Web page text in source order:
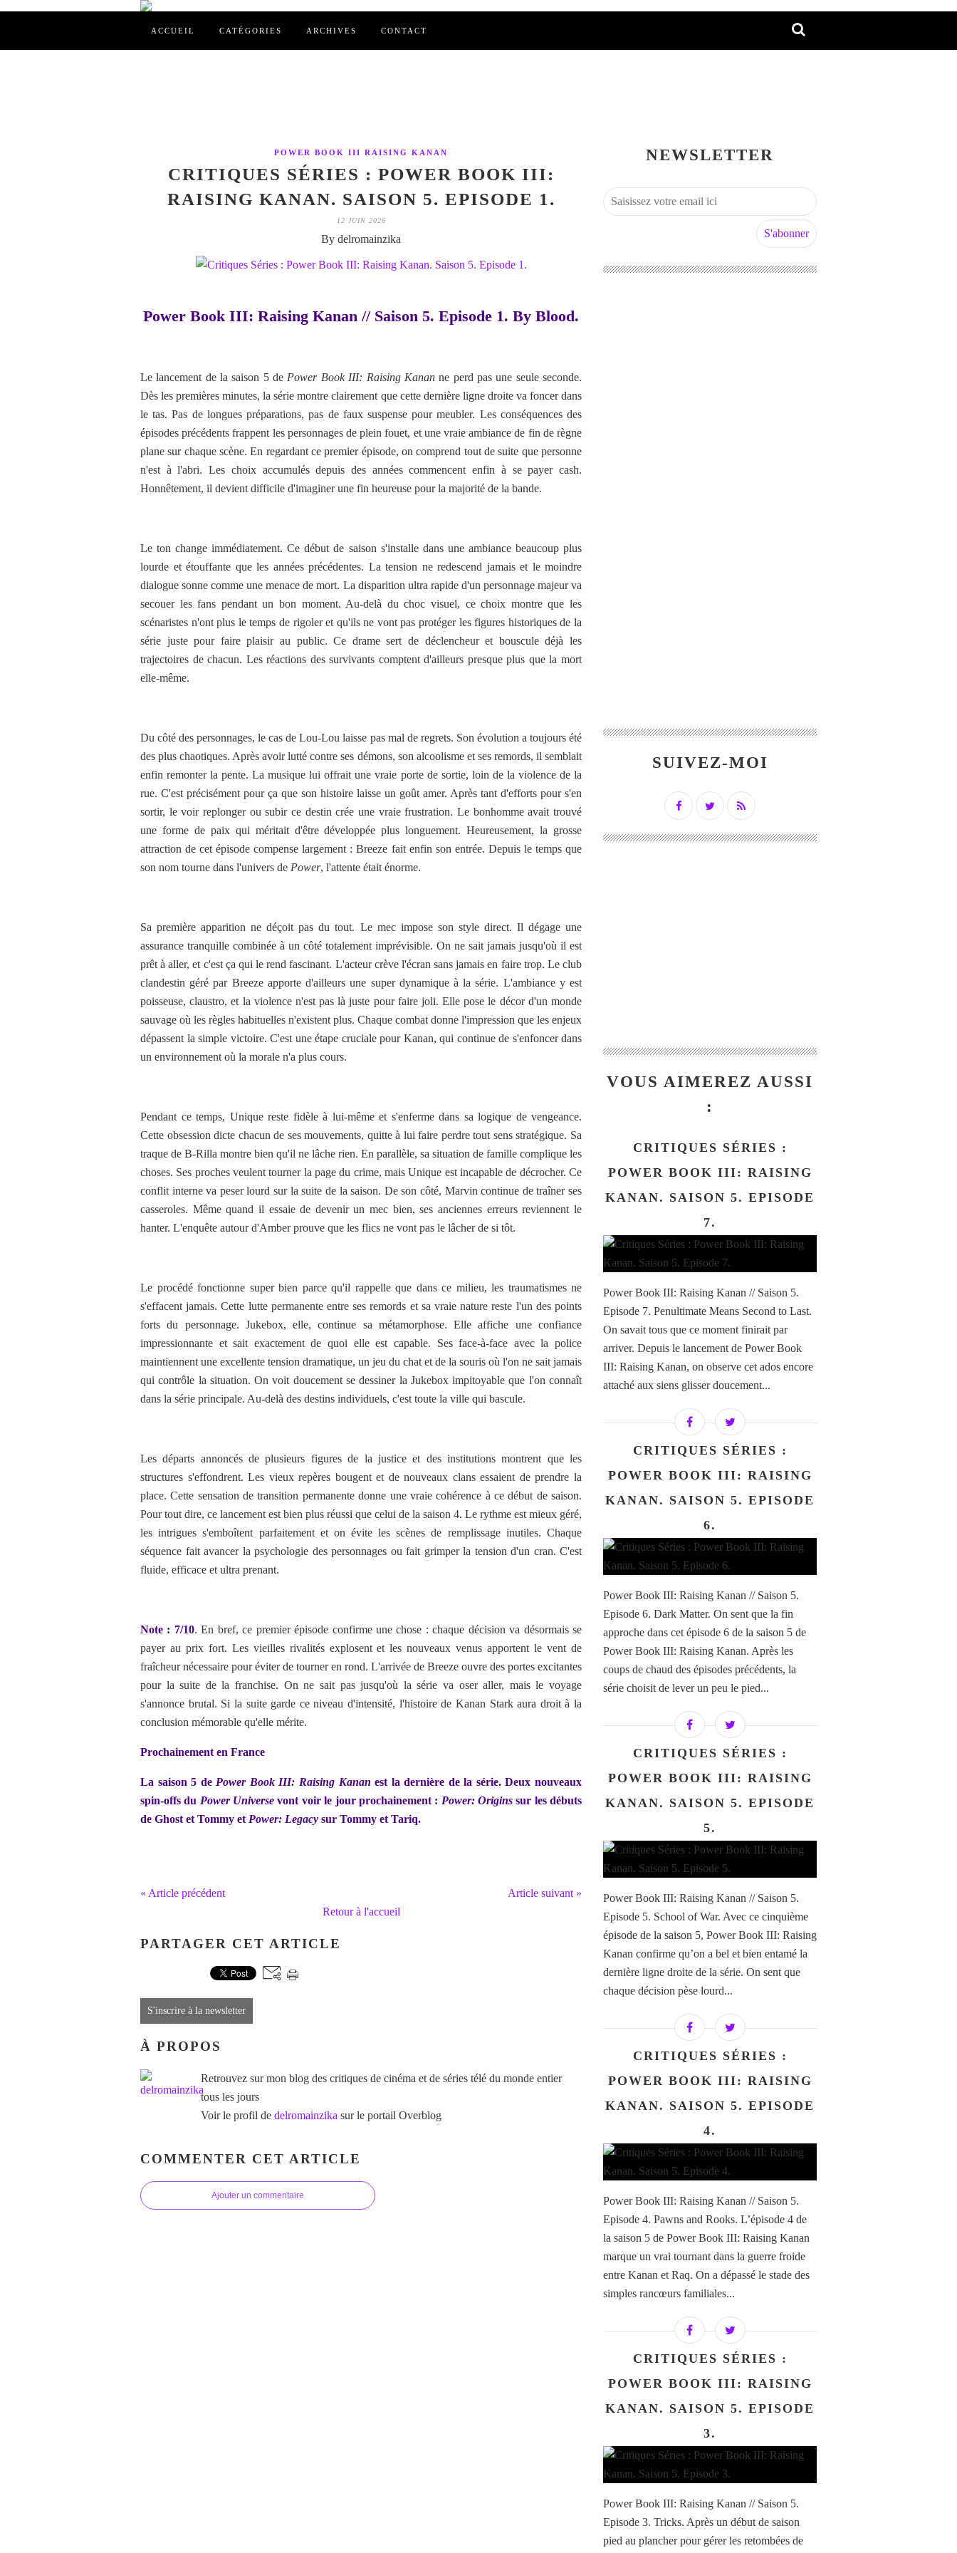
ACCUEIL CATÉGORIES ARCHIVES CONTACT
POWER BOOK III RAISING KANAN
CRITIQUES SÉRIES : POWER BOOK III:
RAISING KANAN. SAISON 5. EPISODE 1.
12 JUIN 2026
By delromainzika
Power Book III: Raising Kanan // Saison 5. Episode 1. By Blood.
Le lancement de la saison 5 de Power Book III: Raising Kananne perd pas une seule seconde.
Dès les premières minutes, la série montre clairement que cette dernière ligne droite va foncer dans
le tas. Pas de longues préparations, pas de faux suspense pour meubler. Les conséquences des
épisodes précédents frappent les personnages de plein fouet, et une vraie ambiance de fin de règne
plane sur chaque scène. En regardant ce premier épisode, on comprend tout de suite que personne
n'est à l'abri. Les choix accumulés depuis des années commencent enfin à se payer cash.
Honnêtement, il devient difficile d'imaginer une fin heureuse pour la majorité de la bande.
Le ton change immédiatement. Ce début de saison s'installe dans une ambiance beaucoup plus
lourde et étouffante que les années précédentes. La tension ne redescend jamais et le moindre
dialogue sonne comme une menace de mort. La disparition ultra rapide d'un personnage majeur va
secouer les fans pendant un bon moment. Au-delà du choc visuel, ce choix montre que les
scénaristes n'ont plus le temps de rigoler et qu'ils ne vont pas protéger les figures historiques de la
série juste pour faire plaisir au public. Ce drame sert de déclencheur et bouscule déjà les
trajectoires de chacun. Les réactions des survivants comptent d'ailleurs presque plus que la mort
elle-même.
Du côté des personnages, le cas de Lou-Lou laisse pas mal de regrets. Son évolution a toujours été
des plus chaotiques. Après avoir lutté contre ses démons, son alcoolisme et ses remords, il semblait
enfin remonter la pente. La musique lui offrait une vraie porte de sortie, loin de la violence de la
rue. C'est précisément pour ça que son histoire laisse un goût amer. Après tant d'efforts pour s'en
sortir, le voir replonger ou subir ce destin crée une vraie frustration. Le bonhomme avait trouvé
une forme de paix qui méritait d'être développée plus longuement. Heureusement, la grosse
attraction de cet épisode compense largement : Breeze fait enfin son entrée. Depuis le temps que
son nom tourne dans l'univers de Power, l'attente était énorme.
Sa première apparition ne déçoit pas du tout. Le mec impose son style direct. Il dégage une
assurance tranquille combinée à un côté totalement imprévisible. On ne sait jamais jusqu'où il est
prêt à aller, et c'est ça qui le rend fascinant. L'acteur crève l'écran sans jamais en faire trop. Le club
clandestin géré par Breeze apporte d'ailleurs une super dynamique à la série. L'ambiance y est
poisseuse, claustro, et la violence n'est pas là juste pour faire joli. Elle pose le décor d'un monde
sauvage où les règles habituelles n'existent plus. Chaque combat donne l'impression que les enjeux
dépassent la simple victoire. C'est une étape cruciale pour Kanan, qui continue de s'enfoncer dans
un environnement où la morale n'a plus cours.
Pendant ce temps, Unique reste fidèle à lui-même et s'enferme dans sa logique de vengeance.
Cette obsession dicte chacun de ses mouvements, quitte à lui faire perdre tout sens stratégique. Sa
traque de B-Rilla montre bien qu'il ne lâche rien. En parallèle, sa situation de famille complique les
choses. Ses proches veulent tourner la page du crime, mais Unique est incapable de décrocher. Ce
conflit interne va peser lourd sur la suite de la saison. De son côté, Marvin continue de traîner ses
casseroles. Même quand il essaie de devenir un mec bien, ses anciennes erreurs reviennent le
hanter. L'enquête autour d'Amber prouve que les flics ne vont pas le lâcher de si tôt.
Le procédé fonctionne super bien parce qu'il rappelle que dans ce milieu, les traumatismes ne
s'effacent jamais. Cette lutte permanente entre ses remords et sa vraie nature reste l'un des points
forts du personnage. Jukebox, elle, continue sa métamorphose. Elle affiche une confiance
impressionnante et sait exactement de quoi elle est capable. Ses face-à-face avec la police
maintiennent une excellente tension dramatique, un jeu du chat et de la souris où l'on ne sait jamais
qui contrôle la situation. On voit doucement se dessiner la Jukebox impitoyable que l'on connaît
dans la série principale. Au-delà des destins individuels, c'est toute la ville qui bascule.
Les départs annoncés de plusieurs figures de la justice et des institutions montrent que les
structures s'effondrent. Les vieux repères bougent et de nouveaux clans essaient de prendre la
place. Cette sensation de transition permanente donne une vraie cohérence à ce début de saison.
Pour tout dire, ce lancement est bien plus réussi que celui de la saison 4. Le rythme est mieux géré,
les intrigues s'emboîtent parfaitement et on évite les scènes de remplissage inutiles. Chaque
séquence fait avancer la psychologie des personnages ou fait grimper la tension d'un cran. C'est
fluide, efficace et ultra prenant.
Note : 7/10.En bref, ce premier épisode confirme une chose : chaque décision va désormais se
payer au prix fort. Les vieilles rivalités explosent et les nouveaux venus apportent le vent de
fraîcheur nécessaire pour éviter de tourner en rond. L'arrivée de Breeze ouvre des portes excitantes
pour la suite de la franchise. On ne sait pas jusqu'où la série va oser aller, mais le voyage
s'annonce brutal. Si la suite garde ce niveau d'intensité, l'histoire de Kanan Stark aura droit à la
conclusion mémorable qu'elle mérite.
Prochainement en France
La saison 5 de Power Book III: Raising Kanan est la dernière de la série. Deux nouveaux
spin-offs du Power Universe vont voir le jour prochainement : Power: Originssur les débuts
de Ghost et Tommy et Power: Legacy sur Tommy et Tariq.
« Article précédent
Article suivant »
Retour à l'accueil
PARTAGER CET ARTICLE
S'inscrire à la newsletter
À PROPOS
Retrouvez sur mon blog des critiques de cinéma et de séries télé du monde entier
tous les jours
Voir le profil de delromainzika sur le portail Overblog
COMMENTER CET ARTICLE
Ajouter un commentaire
NEWSLETTER
SUIVEZ-MOI
VOUS AIMEREZ AUSSI
:
CRITIQUES SÉRIES :
POWER BOOK III: RAISING
KANAN. SAISON 5. EPISODE
7.
Power Book III: Raising Kanan // Saison 5.
Episode 7. Penultimate Means Second to Last.
On savait tous que ce moment finirait par
arriver. Depuis le lancement de Power Book
III: Raising Kanan, on observe cet ados encore
attaché aux siens glisser doucement...
CRITIQUES SÉRIES :
POWER BOOK III: RAISING
KANAN. SAISON 5. EPISODE
6.
Power Book III: Raising Kanan // Saison 5.
Episode 6. Dark Matter. On sent que la fin
approche dans cet épisode 6 de la saison 5 de
Power Book III: Raising Kanan. Après les
coups de chaud des épisodes précédents, la
série choisit de lever un peu le pied...
CRITIQUES SÉRIES :
POWER BOOK III: RAISING
KANAN. SAISON 5. EPISODE
5.
Power Book III: Raising Kanan // Saison 5.
Episode 5. School of War. Avec ce cinquième
épisode de la saison 5, Power Book III: Raising
Kanan confirme qu’on a bel et bien entamé la
dernière ligne droite de la série. On sent que
chaque décision pèse lourd...
CRITIQUES SÉRIES :
POWER BOOK III: RAISING
KANAN. SAISON 5. EPISODE
4.
Power Book III: Raising Kanan // Saison 5.
Episode 4. Pawns and Rooks. L’épisode 4 de
la saison 5 de Power Book III: Raising Kanan
marque un vrai tournant dans la guerre froide
entre Kanan et Raq. On a dépassé le stade des
simples rancœurs familiales...
CRITIQUES SÉRIES :
POWER BOOK III: RAISING
KANAN. SAISON 5. EPISODE
3.
Power Book III: Raising Kanan // Saison 5.
Episode 3. Tricks. Après un début de saison
pied au plancher pour gérer les retombées de